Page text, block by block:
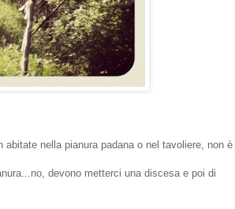
nella pianura padana o nel tavoliere, non è
devono metterci una discesa e poi di